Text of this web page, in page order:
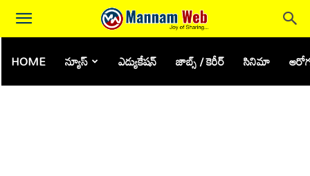
HOME న్యూస్ ఎడ్యుకేషన్ జాబ్స్ / కెరీర్ సినిమా